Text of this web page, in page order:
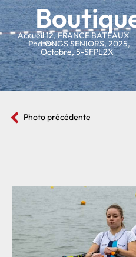
Accueil
»
Photos
»12,FRANCE BATEAUX
LONGS SENIORS,2025,
Octobre,5-SFPL2X
Photo précédente